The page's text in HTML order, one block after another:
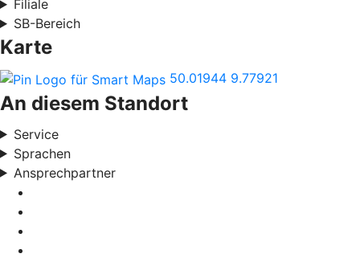
Filiale
SB-Bereich
Karte
50.01944 9.77921
An diesem Standort
Service
Sprachen
Ansprechpartner